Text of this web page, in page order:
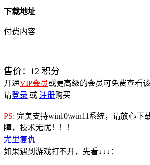
下载地址
付费内容
售价： 12 积分
开通VIP会员或更高级的会员可免费查看
请登录 或 注册购买
PS: 完美支持win10\win11系统，请放心下
障，技术无忧！！！
尤里复仇
如果遇到游戏打不开，先看↓↓↓：